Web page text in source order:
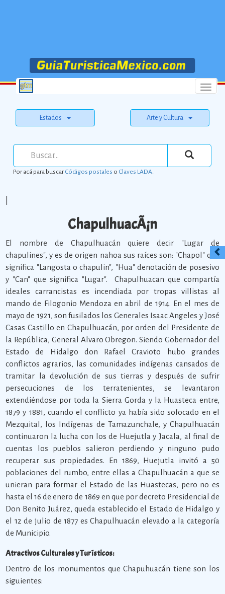
Menu
Estados Arte y Cultura
Por acá para buscarCódigos postales o Claves LADA.
ChapulhuacÃ¡n
El nombre de Chapulhuacán quiere decir "Lugar de
chapulines", y es de origen nahoa sus raíces son: "Chapol" que
significa "Langosta o chapulin", "Hua" denotación de posesivo
y "Can" que significa "Lugar". Chapulhuacan que compartía
ideales carrancistas es incendiada por tropas villistas al
mando de Filogonio Mendoza en abril de 1914. En el mes de
mayo de 1921, son fusilados los Generales Isaac Angeles y José
Casas Castillo en Chapulhuacán, por orden del Presidente de
la República, General Alvaro Obregon. Siendo Gobernador del
Estado de Hidalgo don Rafael Cravioto hubo grandes
conflictos agrarios, las comunidades indígenas cansados de
tramitar la devolución de sus tierras y después de sufrir
persecuciones de los terratenientes, se levantaron
extendiéndose por toda la Sierra Gorda y la Huasteca entre,
1879 y 1881, cuando el conflicto ya había sido sofocado en el
Mezquital, los Indígenas de Tamazunchale, y Chapulhuacán
continuaron la lucha con los de Huejutla y Jacala, al final de
cuentas los pueblos salieron perdiendo y ninguno pudo
recuperar sus propiedades. En 1869, Huejutla invitó a 50
poblaciones del rumbo, entre ellas a Chapulhuacán a que se
unieran para formar el Estado de las Huastecas, pero no es
hasta el 16 de enero de 1869 en que por decreto Presidencial de
Don Benito Juárez, queda establecido el Estado de Hidalgo y
el 12 de julio de 1877 es Chapulhuacán elevado a la categoría
de Municipio.
Atractivos Culturales y Turísticos:
Dentro de los monumentos que Chapuhuacán tiene son los
siguientes: